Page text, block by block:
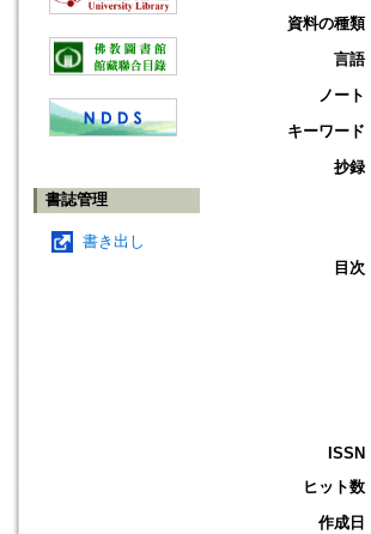
書誌管理
書き出し
資料の種類
言語
ノート
キーワード
抄録
目次
ISSN
ヒット数
作成日